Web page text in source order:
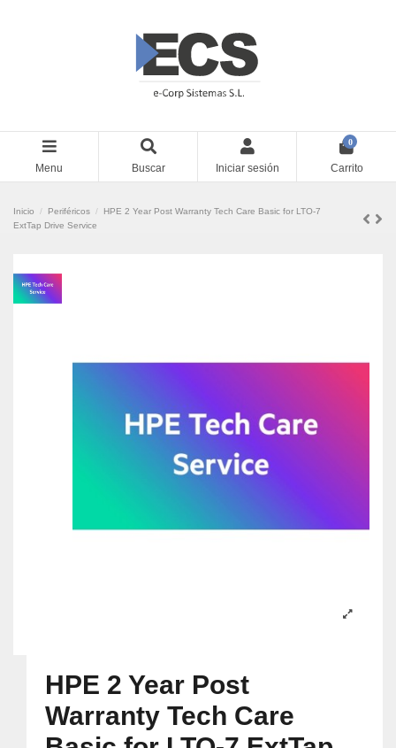
Menu Buscar Iniciar sesión
0
Carrito
Inicio Periféricos
HPE 2 Year Post Warranty Tech Care Basic for LTO-7
ExtTap Drive Service
HPE 2 Year Post
Warranty Tech Care